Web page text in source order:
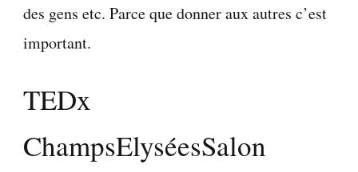
des gens etc. Parce que donner aux autres c’est
important.
TEDx
ChampsElyséesSalon